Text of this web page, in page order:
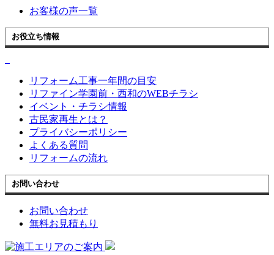
お客様の声一覧
お役立ち情報
リフォーム工事一年間の目安
リファイン学園前・西和のWEBチラシ
イベント・チラシ情報
古民家再生とは？
プライバシーポリシー
よくある質問
リフォームの流れ
お問い合わせ
お問い合わせ
無料お見積もり